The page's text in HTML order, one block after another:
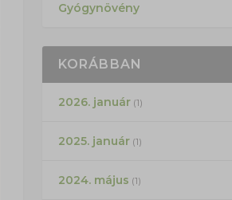
Gyógynövény
KORÁBBAN
2026. január(1)
2025. január(1)
2024. május (1)